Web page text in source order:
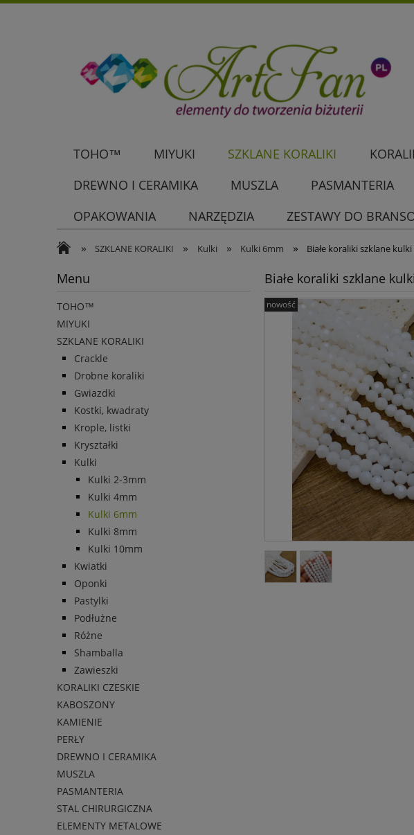
TOHO™ MIYUKI SZKLANE KORALIKI
DREWNO I CERAMIKA
MUSZLA PASMANTERIA
OPAKOWANIA
NARZĘDZIA ZESTAWY DO
» SZKLANE KORALIKI » Kulki » Kulki 6mm » Białe koraliki szklane
Menu
TOHO™
MIYUKI
SZKLANE KORALIKI
Crackle
Drobne koraliki
Gwiazdki
Kostki, kwadraty
Krople, listki
Kryształki
Kulki
Kulki 2-3mm
Kulki 4mm
Kulki 6mm
Kulki 8mm
Kulki 10mm
Kwiatki
Oponki
Pastylki
Podłużne
Różne
Shamballa
Zawieszki
KORALIKI CZESKIE
KABOSZONY
KAMIENIE
PERŁY
DREWNO I CERAMIKA
MUSZLA
PASMANTERIA
STAL CHIRURGICZNA
ELEMENTY METALOWE
Białe koraliki szklane
nowość